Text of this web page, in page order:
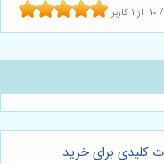
10 / از 1 کاربر
کلیدی برای خرید